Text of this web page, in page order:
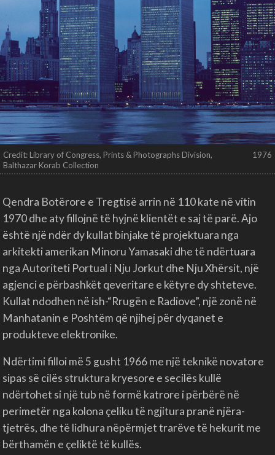
Credit: Library of Congress, Prints & Photographs Division,
Balthazar Korab Collection
1976
Qendra Botërore e Tregtisë arrin në 110 kate në vitin
1970 dhe aty fillojnë të hyjnë klientët e saj të parë. Ajo
është një ndër dy kullat binjake të projektuara nga
arkitekti amerikan Minoru Yamasaki dhe të ndërtuara
nga Autoriteti Portual i Nju Jorkut dhe Nju Xhërsit, një
agjenci e përbashkët qeveritare e këtyre dy shteteve.
Kullat ndodhen në ish-“Rrugën e Radiove”, një zonë në
Manhatanin e Poshtëm që njihej për dyqanet e
produkteve elektronike.
Ndërtimi filloi më 5 gusht 1966 me një teknikë novatore
sipas së cilës struktura kryesore e secilës kullë
ndërtohet si një tub në formë katrore i përbërë në
perimetër nga kolona çeliku të ngjitura pranë njëra-
tjetrës, dhe të lidhura nëpërmjet trarëve të hekurit me
bërthamën e çeliktë të kullës.